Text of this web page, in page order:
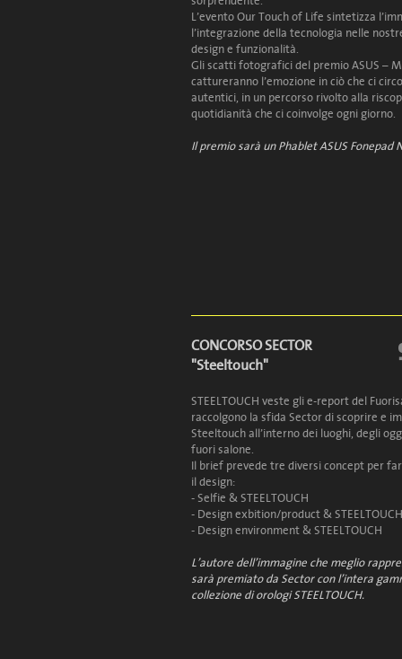
L’evento Our Touch of Life sintetizza
l’integrazione della tecnologia nelle
design e funzionalità.
Gli scatti fotografici del premio ASUS –
cattureranno l’emozione in ciò che ci
autentici, in un percorso rivolto alla
quotidianità che ci coinvolge ogni giorno.
Il premio sarà un Phablet ASUS Fonepad
CONCORSO SECTOR
"Steeltouch"
STEELTOUCH veste gli e-report del
raccolgono la sfida Sector di scoprire e
Steeltouch all’interno dei luoghi, degli
fuori salone.
Il brief prevede tre diversi concept per
il design:
- Selfie & STEELTOUCH
- Design exbition/product & STEELTOUCH
- Design environment & STEELTOUCH
L’autore dell’immagine che meglio
sarà premiato da Sector con l’intera
collezione di orologi STEELTOUCH.